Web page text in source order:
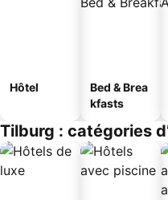
Hôtel
Bed & Brea
kfasts
Tilburg : catégories